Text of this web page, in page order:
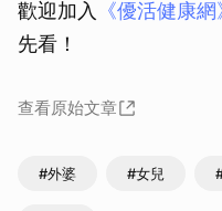
歡迎加入 《優活健康
先看！
查看原始文章
#外婆 #女兒